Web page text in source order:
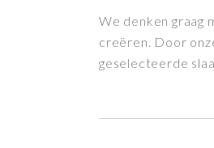
We denken graag
creëren. Door
geselecteerde